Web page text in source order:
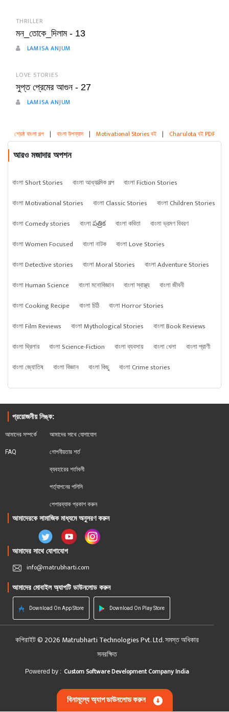
THRILLER
মন_তোকে_দিলাম - 13
LAMISA ANJUM
LOVE STORIES
সুপ্ত প্রেমের আগুন - 27
LAMISA ANJUM
শ্রেষ্ঠ বাংলা গল্প | বাংলা উপন্যাস | Motivational Stories বই | Charulota বই PDF
আরও মজাদার অপশন
বাংলা Short Stories বাংলা আধ্যাত্মিক গল্প
বাংলা Fiction Stories
বাংলা Motivational Stories
বাংলা Classic Stories
বাংলা Children Stories
বাংলা Comedy stories
বাংলা పత్రిక বাংলা কবিতা
বাংলা ভ্রমণ বিবরণ
বাংলা Women Focused
বাংলা নাটক
বাংলা Love Stories
বাংলা Detective stories
বাংলা Moral Stories
বাংলা Adventure Stories
বাংলা Human Science
বাংলা মনোবিজ্ঞান বাংলা স্বাস্থ্য
বাংলা জীবনী
বাংলা Cooking Recipe
বাংলা চিঠি
বাংলা Horror Stories
বাংলা Film Reviews
বাংলা Mythological Stories
বাংলা Book Reviews
বাংলা থ্রিলার
বাংলা Science-Fiction বাংলা ব্যবসায় বাংলা খেলা
বাংলা প্রাণী
বাংলা জ্যোতিষ
বাংলা বিজ্ঞান বাংলা কিছু বাংলা Crime stories
প্রয়োজনীয় লিঙ্ক:
আমাদের সম্পর্কে
FAQ
আমাদের সাথে যোগাযোগ
গোপনীয়তার শর্ত
ব্যবহারের শর্তাবলী
পর্ত্যাপনের পলিসি
পেপারব্যাক প্রকাশ করুন
আমাদেরকে সামাজিক মাধ্যমে অনুসরণ করুন
আমাদের সাথে যোগাযোগ
info@matrubharti.com
আমাদের মোবাইল অ্যাপটি ডাউনলোড করুন
Download On App Store Download On Play Store
কপিরাইট © 2026 Matrubharti Technologies Pvt. Ltd. সমস্ত অধিকার
সনরক্ষিত
Powered by : Custom Software Development Company India
বিনামূল্যে অ্যাপ ডাউনলোড করুন